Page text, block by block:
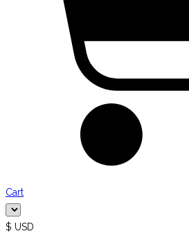
Cart
$ USD